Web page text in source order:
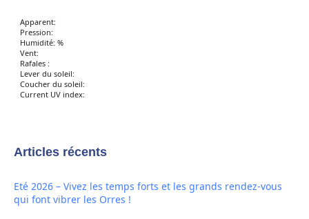
Apparent:
Pression:
Humidité: %
Vent:
Rafales :
Lever du soleil:
Coucher du soleil:
Current UV index:
Articles récents
Eté 2026 – Vivez les temps forts et les grands rendez-vous
qui font vibrer les Orres !